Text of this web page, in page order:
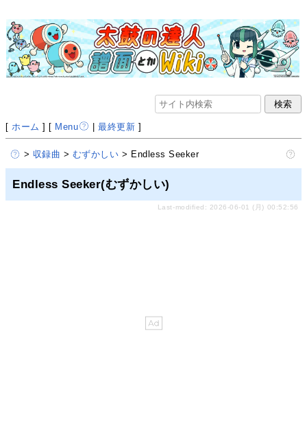
[ ホーム ] [ Menu |最終更新 ]
> 収録曲 > むずかしい > Endless Seeker
Endless Seeker(むずかしい)
Last-modified: 2026-06-01 (月) 00:52:56